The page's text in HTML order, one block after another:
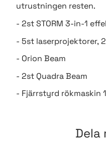
utrustningen resten.
- 2st STORM 3-in-1
- 5st laserprojektorer,
- Orion Beam
- 2st Quadra Beam
- Fjärrstyrd rökmaskin
Dela